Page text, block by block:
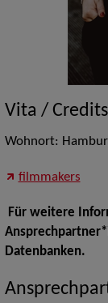
Vita / Credits
Wohnort:
filmmakers
Für weitere
Datenbanken.